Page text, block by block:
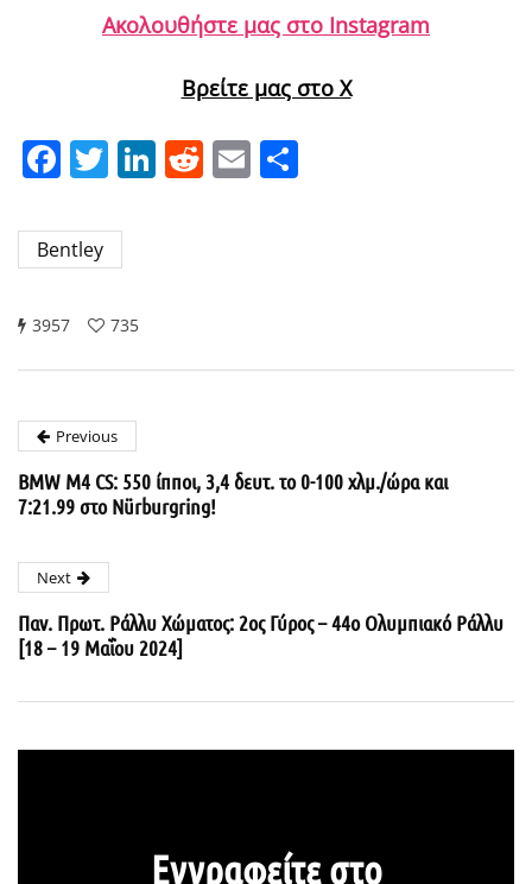
Ακολουθήστε μας στο Instagram
Βρείτε μας στο X
Facebook
Twitter
LinkedIn
Reddit
Email
Bentley
3957 735
Previous
BMW M4 CS: 550 ίπποι, 3,4 δευτ. το 0-100 χλμ./ώρα και
7:21.99 στο Nürburgring!
Next
Παν. Πρωτ. Ράλλυ Χώματος: 2ος Γύρος – 44ο Ολυμπιακό Ράλλυ
[18 – 19 Μαΐου 2024]
Εγγραφείτε στο